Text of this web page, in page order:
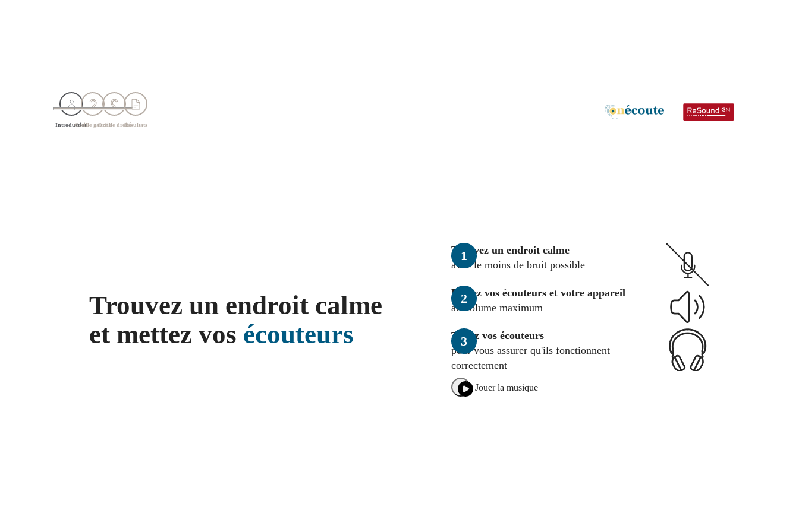
IntroductionOreille gaucheOreille droiteRésultats
Trouvez un endroit calme
et mettez vos écouteurs
Trouvez un endroit calme
avec le moins de bruit possible
Réglez vos écouteurs et votre appareil
au volume maximum
Testez vos écouteurs
pour vous assurer qu'ils fonctionnent
correctement
Jouer la musique